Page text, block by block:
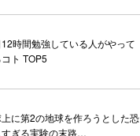
時間勉強している人がやって
ト TOP5
に第2の地球を作ろうとした恐
すぎる実験の末路…